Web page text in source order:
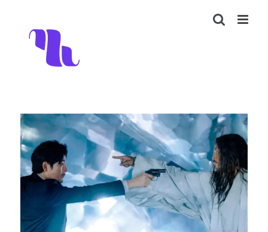
content